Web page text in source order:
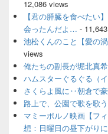
12,086 views
【君の膵臓を食べたい
会ったんだよ… -
池松くんのこと【愛の
views
俺たちの副長が堀北真
ハムスターぐるぐる（
さくらよ風に‥朝倉で豪
路上で、公園で歌を歌
マミーポルノ映画【フ
想：日曜日の昼下がり